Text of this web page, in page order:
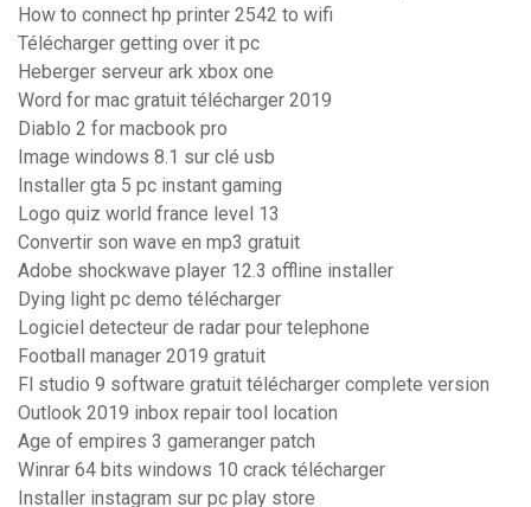
How to connect hp printer 2542 to wifi
Télécharger getting over it pc
Heberger serveur ark xbox one
Word for mac gratuit télécharger 2019
Diablo 2 for macbook pro
Image windows 8.1 sur clé usb
Installer gta 5 pc instant gaming
Logo quiz world france level 13
Convertir son wave en mp3 gratuit
Adobe shockwave player 12.3 offline installer
Dying light pc demo télécharger
Logiciel detecteur de radar pour telephone
Football manager 2019 gratuit
Fl studio 9 software gratuit télécharger complete version
Outlook 2019 inbox repair tool location
Age of empires 3 gameranger patch
Winrar 64 bits windows 10 crack télécharger
Installer instagram sur pc play store